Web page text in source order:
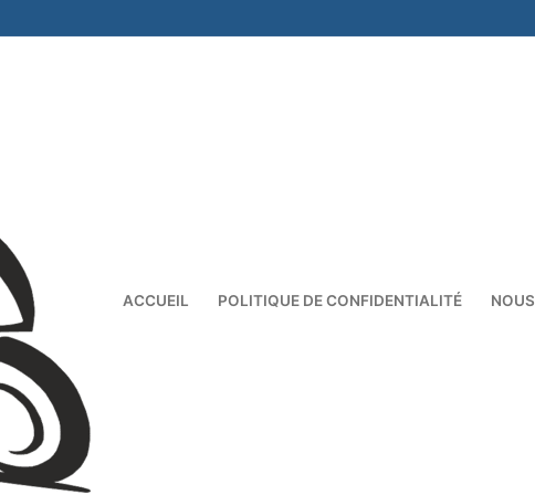
ACCUEIL POLITIQUE DE CONFIDENTIALITÉ NOUS